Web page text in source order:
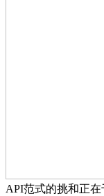
API范式的挑和正